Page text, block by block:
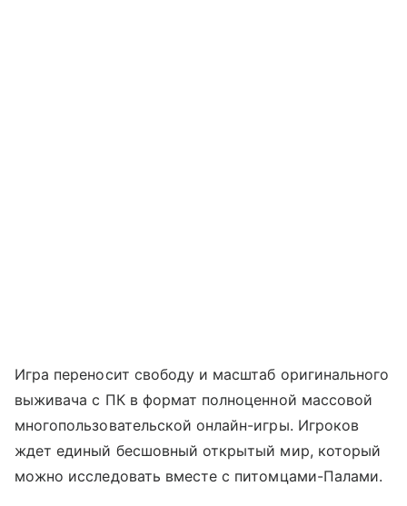
Игра переносит свободу и масштаб оригинального
выживача с ПК в формат полноценной массовой
многопользовательской онлайн-игры. Игроков
ждет единый бесшовный открытый мир, который
можно исследовать вместе с питомцами-Палами.